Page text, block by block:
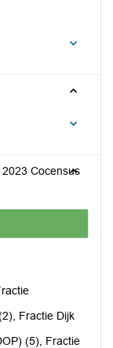
Cocensus
Fractie Dijk
(5), Fractie